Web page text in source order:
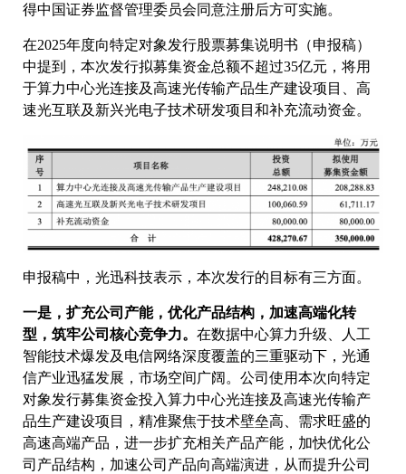
得中国证券监督管理委员会同意注册后方可实施。
在2025年度向特定对象发行股票募集说明书（申报稿）
中提到，本次发行拟募集资金总额不超过35亿元，将用
于算力中心光连接及高速光传输产品生产建设项目、高
速光互联及新兴光电子技术研发项目和补充流动资金。
申报稿中，光迅科技表示，本次发行的目标有三方面。
一是，扩充公司产能，优化产品结构，加速高端化转
型，筑牢公司核心竞争力。 在数据中心算力升级、人工
智能技术爆发及电信网络深度覆盖的三重驱动下，光通
信产业迅猛发展，市场空间广阔。公司使用本次向特定
对象发行募集资金投入算力中心光连接及高速光传输产
品生产建设项目，精准聚焦于技术壁垒高、需求旺盛的
高速高端产品，进一步扩充相关产品产能，加快优化公
司产品结构，加速公司产品向高端演进，从而提升公司